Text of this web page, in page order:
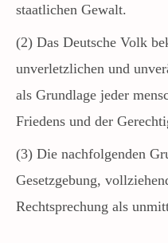
staatlichen Gewalt.
(2) Das Deutsche Volk
unverletzlichen und
als Grundlage jeder
Friedens und der
(3) Die nachfolgenden
Gesetzgebung,
Rechtsprechung als